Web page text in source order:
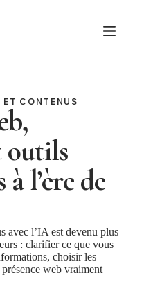
ET CONTENUS
outils
l’ère de
avec l’IA est devenu plus
: clarifier ce que vous
choisir les
web vraiment